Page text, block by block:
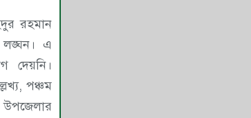
রহমান
লঙ্ঘন। এ
দেয়নি।
পঞ্চম